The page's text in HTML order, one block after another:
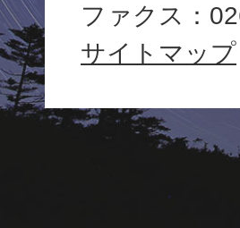
Yamanouchi
Town
ファクス：
サイトマップ